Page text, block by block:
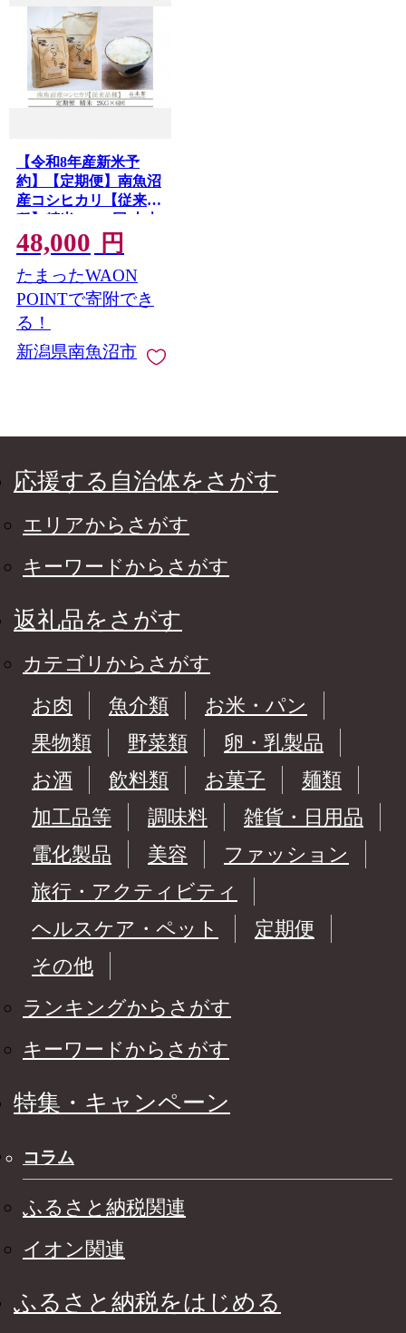
【令和8年産新米予
約】【定期便】南魚沼
産コシヒカリ【従来品
種】精米2kg×6回 山本
家【定期便 銘柄米 ブ
ランド米 精米 こしひ
かり コシヒカリ 魚沼
産 新潟米 お米 米】
【2026年10月上旬より
1ヶ月以内に順次発送
予定】
48,000 円
たまったWAON
POINTで寄附でき
る！
新潟県南魚沼市
応援する自治体をさがす
エリアからさがす
キーワードからさがす
返礼品をさがす
カテゴリからさがす
お肉
魚介類
お米・パン
果物類
野菜類
卵・乳製品
お酒
飲料類 お菓子
麺類
加工品等
調味料
雑貨・日用品
電化製品
美容
ファッション
旅行・アクティビティ
ヘルスケア・ペット
定期便
その他
ランキングからさがす
キーワードからさがす
特集・キャンペーン
コラム
ふるさと納税関連
イオン関連
ふるさと納税をはじめる